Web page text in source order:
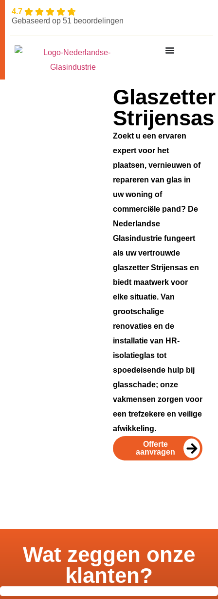
4.7
Gebaseerd op 51 beoordelingen
Glaszetter
Strijensas
Zoekt u een ervaren
expert voor het
plaatsen, vernieuwen of
repareren van glas in
uw woning of
commerciële pand? De
Nederlandse
Glasindustrie fungeert
als uw vertrouwde
glaszetter Strijensas en
biedt maatwerk voor
elke situatie. Van
grootschalige
renovaties en de
installatie van HR-
isolatieglas tot
spoedeisende hulp bij
glasschade; onze
vakmensen zorgen voor
een trefzekere en veilige
afwikkeling.
Offerte
aanvragen
Wat zeggen onze
klanten?